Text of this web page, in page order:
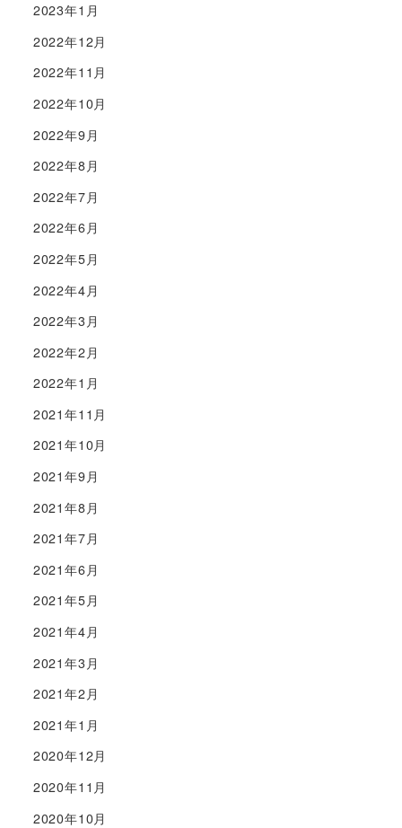
2023年1月
2022年12月
2022年11月
2022年10月
2022年9月
2022年8月
2022年7月
2022年6月
2022年5月
2022年4月
2022年3月
2022年2月
2022年1月
2021年11月
2021年10月
2021年9月
2021年8月
2021年7月
2021年6月
2021年5月
2021年4月
2021年3月
2021年2月
2021年1月
2020年12月
2020年11月
2020年10月